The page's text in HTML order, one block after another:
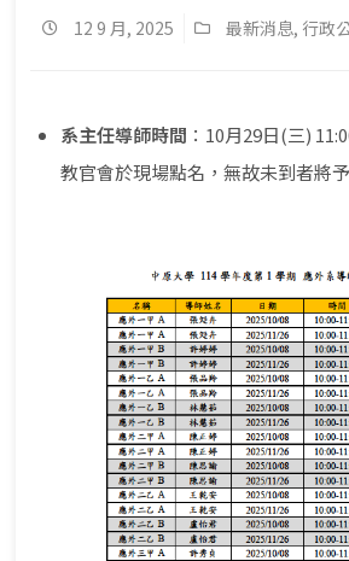
12 9 月, 2025 最新消息, 行政
系主任導師時間 ：10月29日(三)
教官會於現場點名，無故未到者將